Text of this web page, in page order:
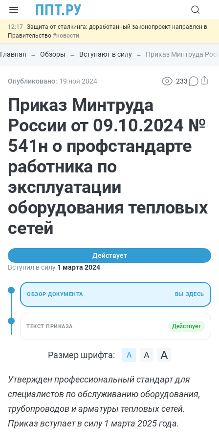
12:17 Защита от сталкинга: доработанный законопроект направлен в
Правительство #новости
11:23 Минпромторг предлагает новые формы сертификата и
декларации о соответствии#новости
00:01
6 августа: важные документы, вступающие в силу сегодня
05.08
Подписан закон об упрощении госзакупок по 44-ФЗ
#новости
Главная Обзоры Вступают в силу Приказ Минтруда
Опубликовано: 19 ноя 2024 233
Приказ Минтруда
России от 09.10.2024 №
541н о профстандарте
работника по
эксплуатации
оборудования тепловых
сетей
Действует
Вступил в силу 1 марта 2024
ОБЗОР ДОКУМЕНТА ВЫ ЗДЕСЬ
ТЕКСТ ПРИКАЗА Действует
Размер шрифта:
Утвержден профессиональный стандарт для
специалистов по обслуживанию оборудования,
трубопроводов и арматуры тепловых сетей.
Приказ вступает в силу 1 марта 2025 года.